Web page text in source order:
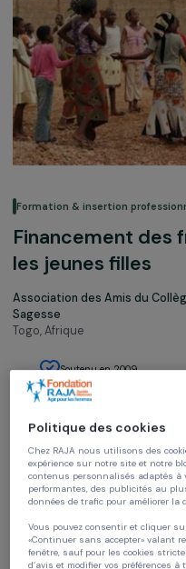
Formation & insertion
Financement
les jeunes filles
Association des Amis du
Sagesse
Togo,Afrique
Soutenu en 2009
Politique des cookies
Chez RAJA nous utilisons des
expérience sur notre site et
contenus personnalisés